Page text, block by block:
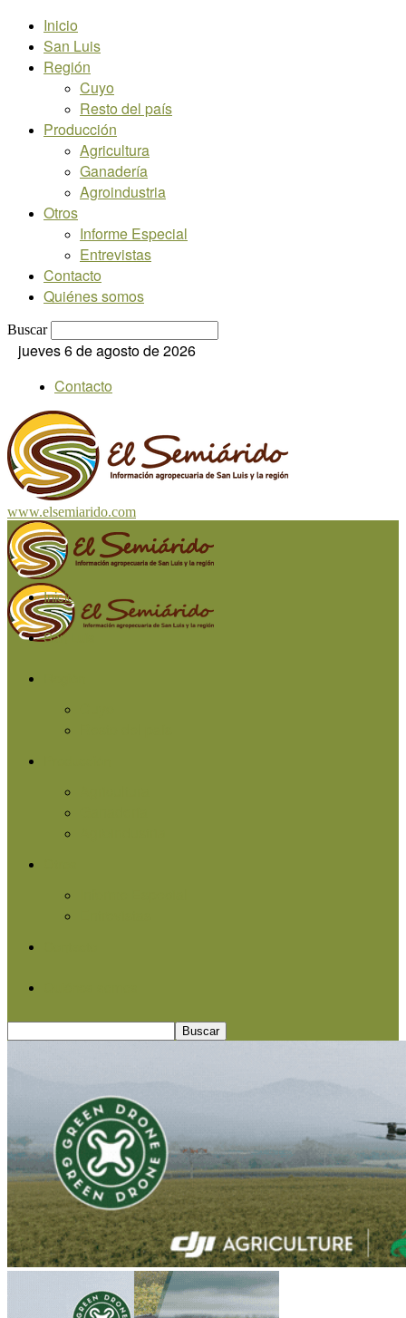
Inicio
San Luis
Región
Cuyo
Resto del país
Producción
Agricultura
Ganadería
Agroindustria
Otros
Informe Especial
Entrevistas
Contacto
Quiénes somos
Buscar
jueves 6 de agosto de 2026
Contacto
www.elsemiarido.com
Inicio
San Luis